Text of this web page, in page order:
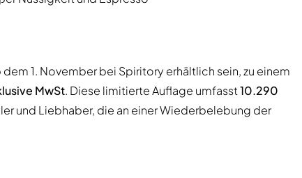
1. November bei Spiritory erhältlich sein, zu einem
MwSt. Diese limitierte Auflage umfasst10.290
und Liebhaber, die an einer Wiederbelebung der